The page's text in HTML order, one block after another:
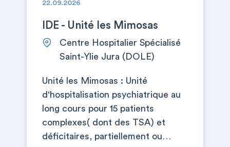
22.09.2026
IDE - Unité les Mimosas
Centre Hospitalier Spécialisé
Saint-Ylie Jura (DOLE)
Unité les Mimosas : Unité
d'hospitalisation psychiatrique au
long cours pour 15 patients
complexes( dont des TSA) et
déficitaires, partiellement ou…